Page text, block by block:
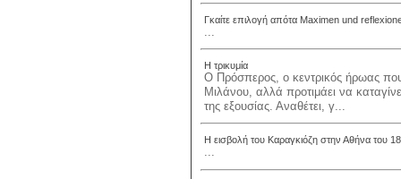
Γκαίτε επιλογή απότα Maximen und
Η τρικυμία
Ο Πρόσπερος, ο κεντρικός ήρωας που
Μιλάνου, αλλά προτιμάει να
της εξουσίας. Αναθέτει, γ...
Η εισβολή του Καραγκιόζη στην Αθήνα του
...